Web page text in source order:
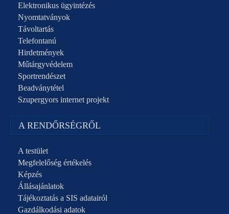
Elektronikus ügyintézés
Nyomtatványok
Távoltartás
Telefontanú
Hirdetmények
Műtárgyvédelem
Sportrendészet
Beadványtétel
Szupergyors internet projekt
A RENDŐRSÉGRŐL
A testület
Megfelelőség értékelés
Képzés
Állásajánlatok
Tájékoztatás a SIS adatairól
Gazdálkodási adatok